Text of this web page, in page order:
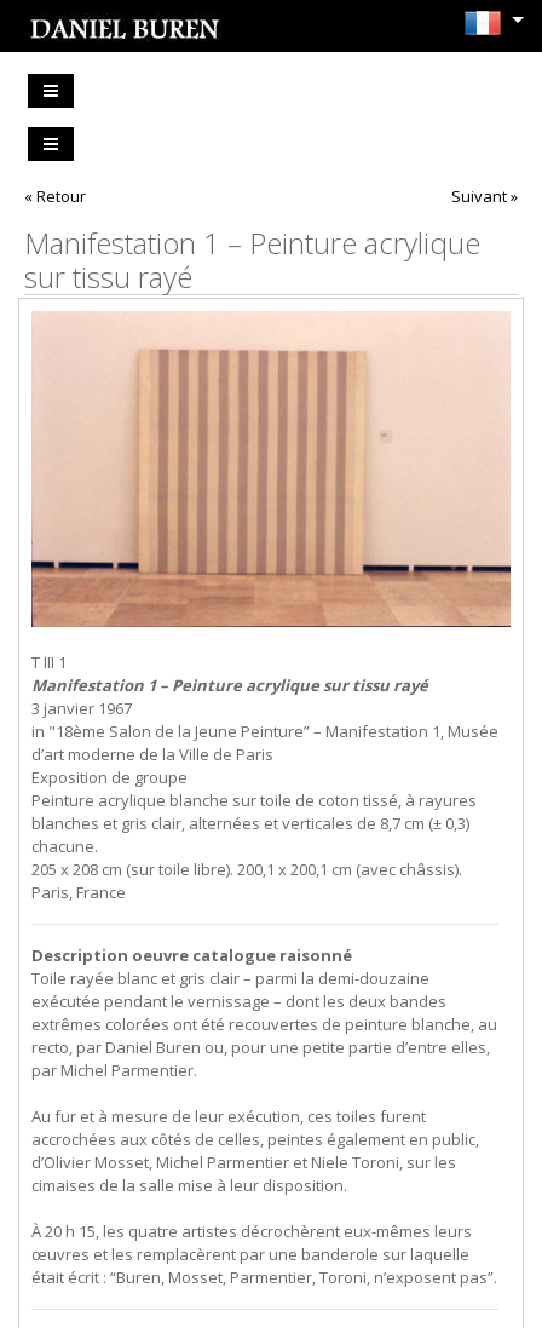
« Retour Suivant »
Manifestation 1 – Peinture acrylique
sur tissu rayé
T III 1
Manifestation 1 – Peinture acrylique sur tissu rayé
3 janvier 1967
in "18ème Salon de la Jeune Peinture” – Manifestation 1, Musée
d’art moderne de la Ville de Paris
Exposition de groupe
Peinture acrylique blanche sur toile de coton tissé, à rayures
blanches et gris clair, alternées et verticales de 8,7 cm (± 0,3)
chacune.
205 x 208 cm (sur toile libre). 200,1 x 200,1 cm (avec châssis).
Paris, France
Description oeuvre catalogue raisonné
Toile rayée blanc et gris clair – parmi la demi-douzaine
exécutée pendant le vernissage – dont les deux bandes
extrêmes colorées ont été recouvertes de peinture blanche, au
recto, par Daniel Buren ou, pour une petite partie d’entre elles,
par Michel Parmentier.
Au fur et à mesure de leur exécution, ces toiles furent
accrochées aux côtés de celles, peintes également en public,
d’Olivier Mosset, Michel Parmentier et Niele Toroni, sur les
cimaises de la salle mise à leur disposition.
À 20 h 15, les quatre artistes décrochèrent eux-mêmes leurs
œuvres et les remplacèrent par une banderole sur laquelle
était écrit : “Buren, Mosset, Parmentier, Toroni, n’exposent pas”.